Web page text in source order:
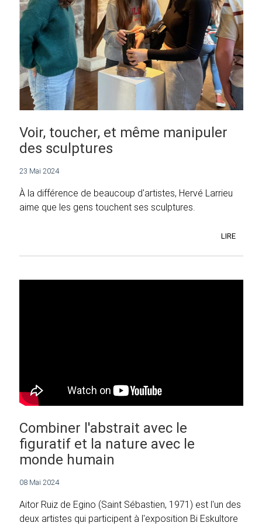
Voir, toucher, et même manipuler
des sculptures
23 Mai 2024
À la différence de beaucoup d'artistes, Hervé Larrieu
aime que les gens touchent ses sculptures.
LIRE
Combiner l'abstrait avec le
figuratif et la nature avec le
monde humain
08 Mai 2024
Aitor Ruiz de Egino (Saint Sébastien, 1971) est l'un des
deux artistes qui participent à l'exposition Bi Eskultore